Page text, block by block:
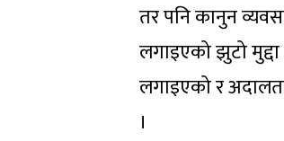
तर पनि कानुन
लगाइएको झुटो मुद्दा
लगाइएको र
।